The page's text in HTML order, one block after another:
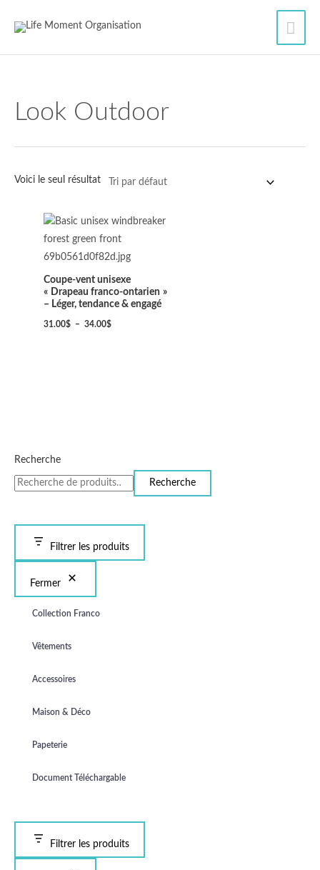
Recherche
Recherche
Filtrer les produits
Fermer
Collection Franco
Vêtements
Accessoires
Maison & Déco
Papeterie
Document Téléchargable
Filtrer les produits
Look Outdoor
Voici le seul résultat
Coupe‑vent unisexe
« Drapeau franco‑ontarien »
– Léger, tendance & engagé
31.00$ – 34.00$
Plage
prix :
31.00$